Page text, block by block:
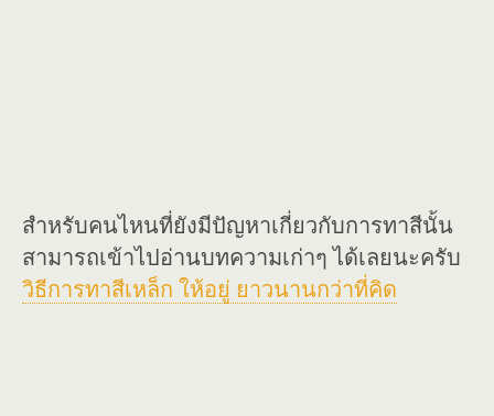
สำหรับคนไหนที่ยังมีปัญหาเกี่ยวกับการทาสีนั้น
สามารถเข้าไปอ่านบทความเก่าๆ ได้เลยนะครับ
วิธีการทาสีเหล็ก ให้อยู่ ยาวนานกว่าที่คิด